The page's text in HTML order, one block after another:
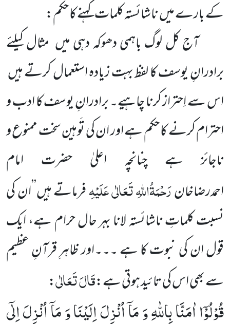
کے بارے میں ناشائستہ کلمات کہنے کا حکم:
آج کل لوگ باہمی دھوکہ دہی میں مثال کیلئے
برادرانِ یوسف کا لفظ بہت زیادہ استعمال کرتے ہیں
اس سے اِحتراز کرنا چاہیے۔ برادرانِ یوسف کا ادب و
احترام کرنے کا حکم ہے اور ان کی تَوہین سخت ممنوع و
ناجائز ہے چنانچہ اعلیٰ حضرت امام
احمدرضاخانرَحْمَۃُاللّٰہِ تَعَالٰی عَلَیْہِفرماتے ہیں’’ان کی
نسبت کلماتِ ناشائستہ لانا بہر حال حرام ہے، ایک
قول ان کی نبوت کا ہے ۔۔۔اور ظاہرِ قرآنِ عظیم
سے بھی اس کی تائید ہوتی ہے:قَالَ تَعَالٰی:
قُوْلُوْۤا اٰمَنَّا بِاللّٰهِ وَ مَاۤ اُنْزِلَ اِلَیْنَا وَ مَاۤ اُنْزِلَ اِلٰۤى